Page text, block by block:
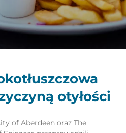
otyłości
of Aberdeen oraz The